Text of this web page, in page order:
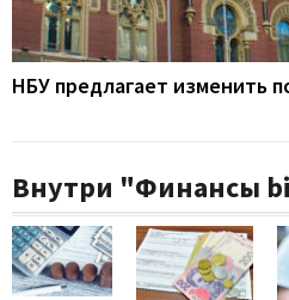
НБУ предлагает изменить
Внутри "Финансы